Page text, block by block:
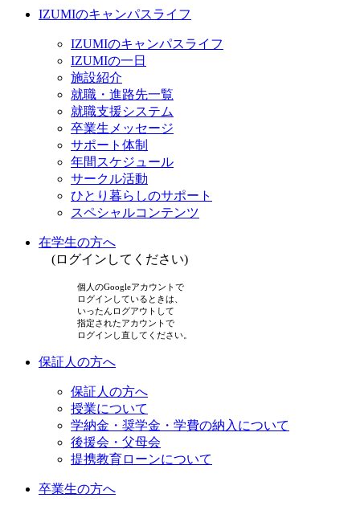
IZUMIのキャンパスライフ
IZUMIのキャンパスライフ
IZUMIの一日
施設紹介
就職・進路先一覧
就職支援システム
卒業生メッセージ
サポート体制
年間スケジュール
サークル活動
ひとり暮らしのサポート
スペシャルコンテンツ
在学生の方へ
(ログインしてください)
個人のGoogleアカウントで
ログインしているときは、
いったんログアウトして
指定されたアカウントで
ログインし直してください。
保証人の方へ
保証人の方へ
授業について
学納金・奨学金・学費の納入について
後援会・父母会
提携教育ローンについて
卒業生の方へ